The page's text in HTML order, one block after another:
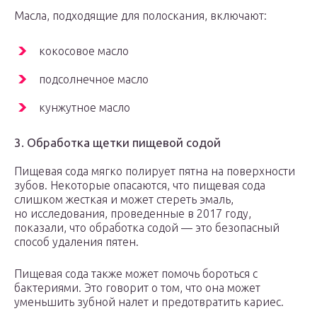
Масла, подходящие для полоскания, включают:
кокосовое масло
подсолнечное масло
кунжутное масло
3. Обработка щетки пищевой содой
Пищевая сода мягко полирует пятна на поверхности
зубов. Некоторые опасаются, что пищевая сода
слишком жесткая и может стереть эмаль,
но исследования, проведенные в 2017 году,
показали, что обработка содой — это безопасный
способ удаления пятен.
Пищевая сода также может помочь бороться с
бактериями. Это говорит о том, что она может
уменьшить зубной налет и предотвратить кариес.